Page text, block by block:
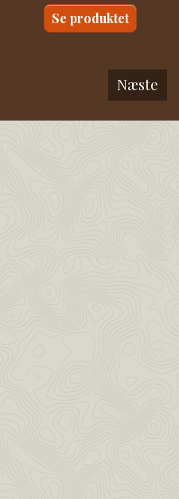
Se produktet
Næste